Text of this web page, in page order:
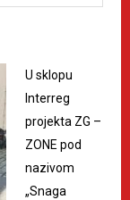
U sklopu
Interreg
projekta ZG –
ZONE pod
nazivom
„Snaga